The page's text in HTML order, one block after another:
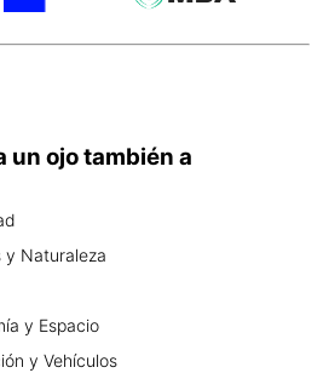
un ojo también a
y Naturaleza
y Espacio
y Vehículos